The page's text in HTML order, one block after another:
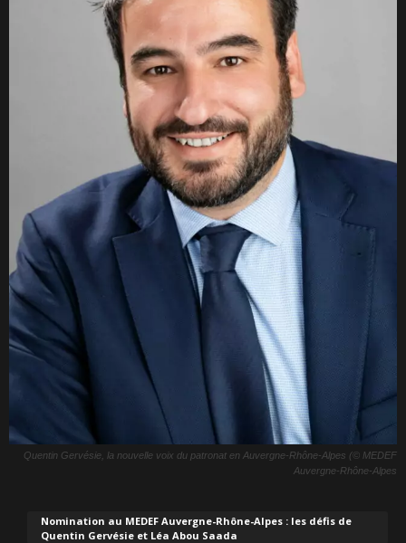
Quentin Gervésie, la nouvelle voix du patronat en Auvergne-Rhône-Alpes (© MEDEF
Auvergne-Rhône-Alpes
Nomination au MEDEF Auvergne-Rhône-Alpes : les défis de
Quentin Gervésie et Léa Abou Saada